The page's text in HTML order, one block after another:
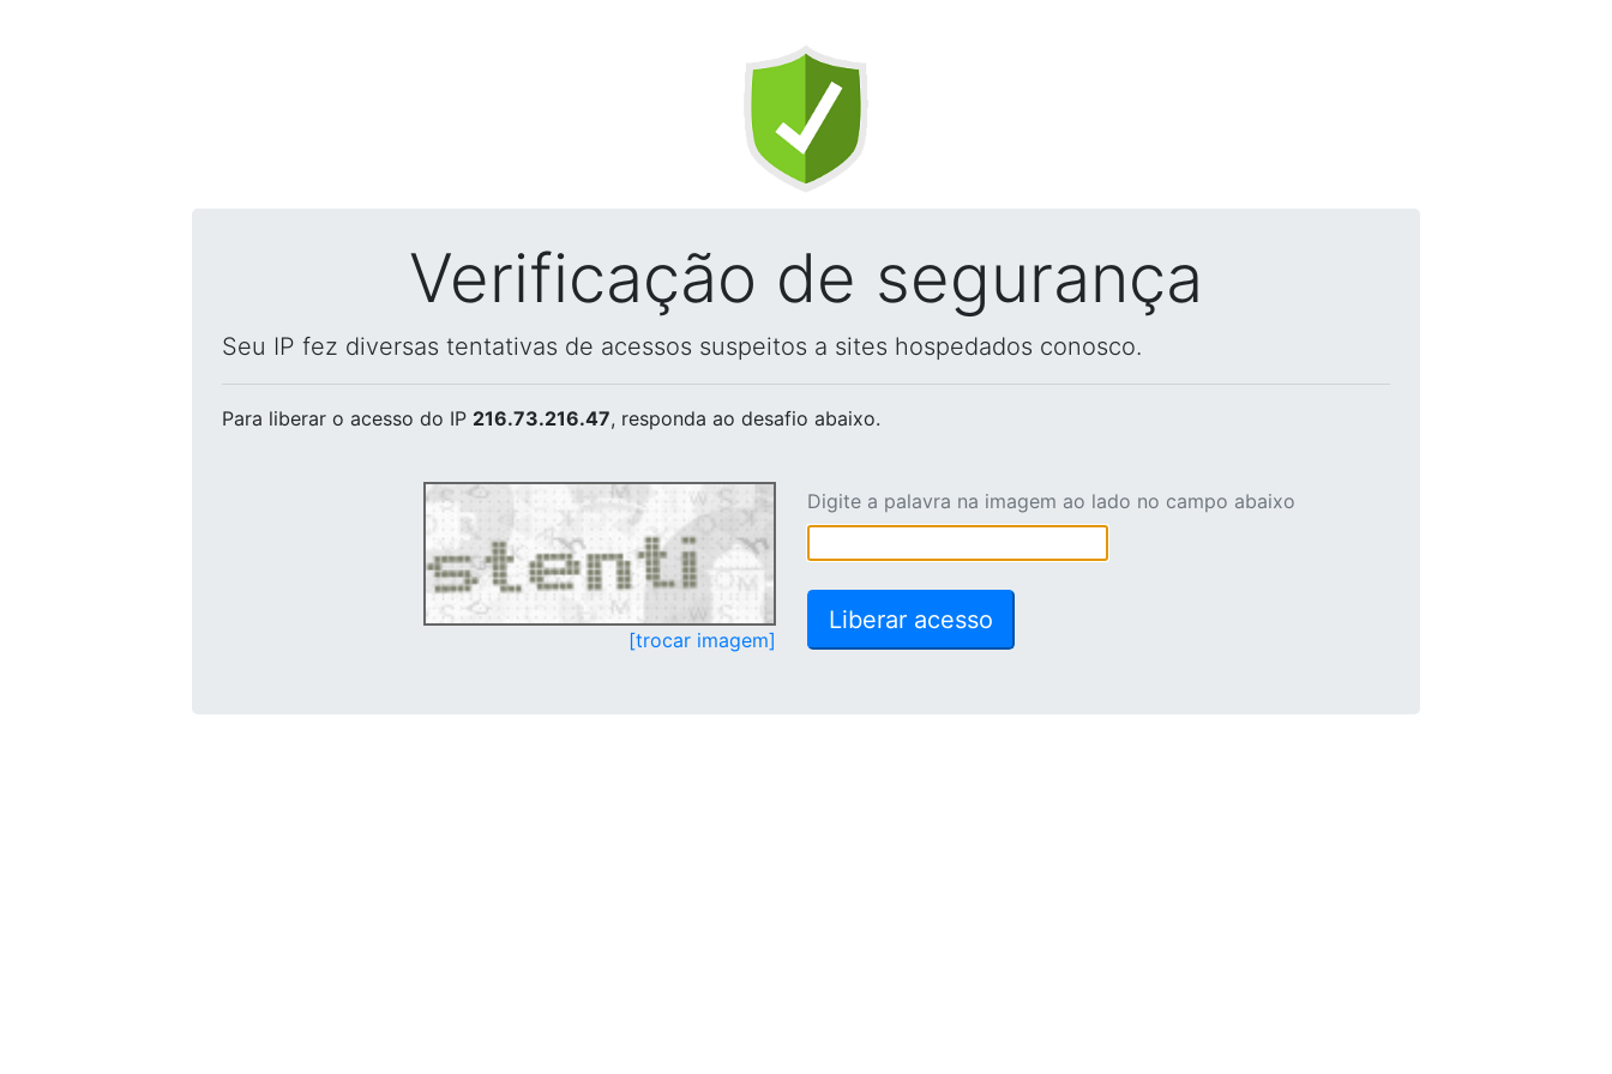
Verificação de segurança
Seu IP fez diversas tentativas de acessos suspeitos a sites hospedados conosco.
Para liberar o acesso do IP 216.73.216.47, responda ao desafio abaixo.
[trocar imagem]
Digite a palavra na imagem ao lado no campo abaixo